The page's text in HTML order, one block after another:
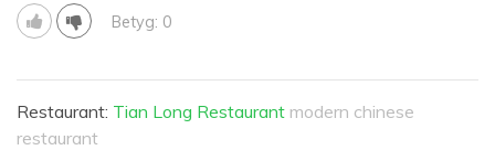
Betyg: 0
Restaurant: Tian Long Restaurant modern chinese
restaurant